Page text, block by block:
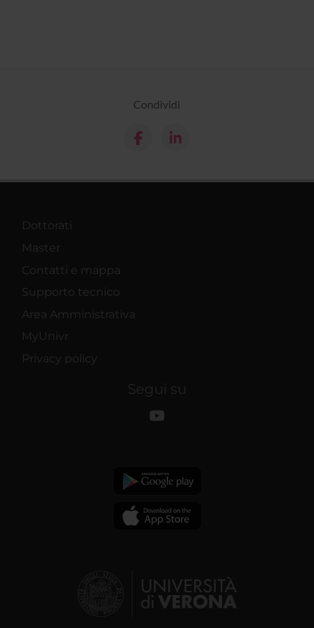
Condividi
Dottorati
Master
Contatti e mappa
Supporto tecnico
Area Amministrativa
MyUnivr
Privacy policy
Segui su